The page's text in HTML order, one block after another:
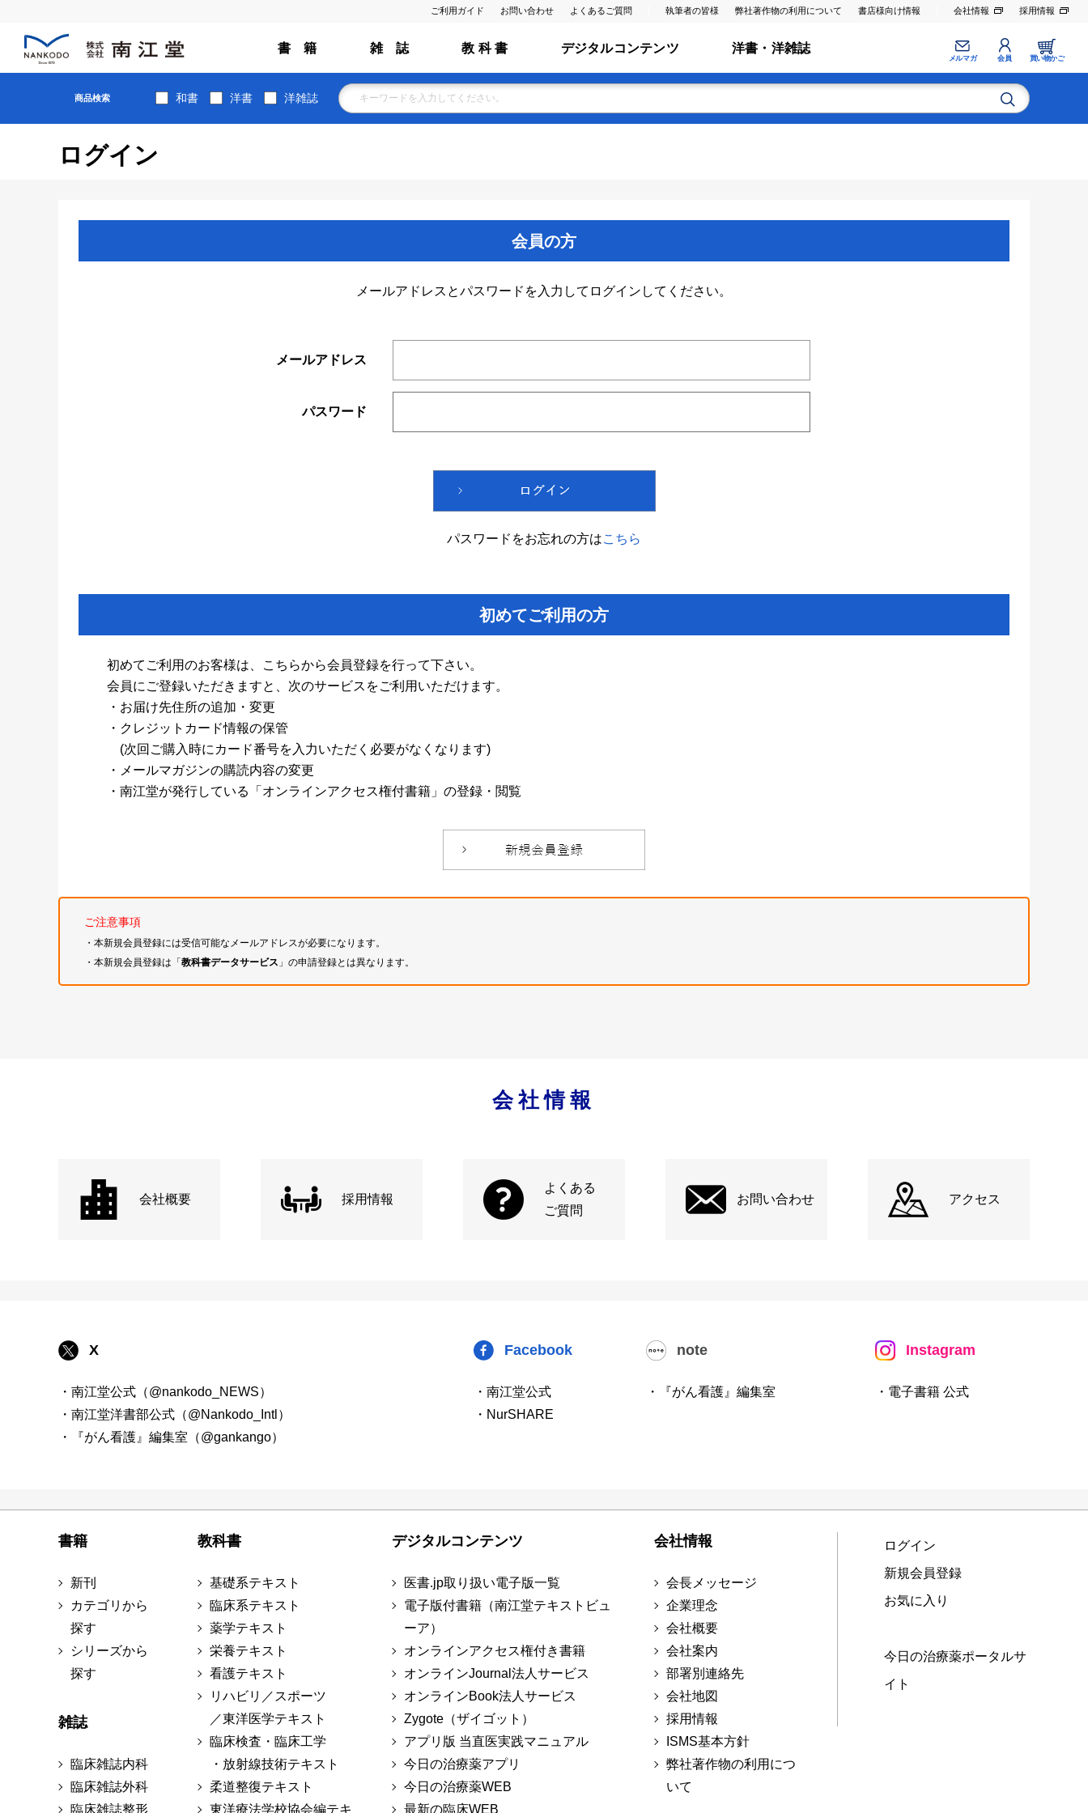
ご利用ガイド お問い合わせ よくあるご質問 執筆者の皆様 弊社著作物の利用について 書店様向け情報 会社情報 採用情報
書 籍 雑 誌 教 科 書 デジタルコンテンツ 洋書・洋雑誌
メルマガ 会員 買い物かご
商品検索 和書 洋書 洋雑誌
ログイン
会員の方
メールアドレスとパスワードを入力してログインしてください。
メールアドレス
パスワード
パスワードをお忘れの方はこちら
初めてご利用の方
初めてご利用のお客様は、こちらから会員登録を行って下さい。
会員にご登録いただきますと、次のサービスをご利用いただけます。
・お届け先住所の追加・変更
・クレジットカード情報の保管
(次回ご購入時にカード番号を入力いただく必要がなくなります)
・メールマガジンの購読内容の変更
・南江堂が発行している「オンラインアクセス権付書籍」の登録・閲覧
ご注意事項
・本新規会員登録には受信可能なメールアドレスが必要になります。
・本新規会員登録は「教科書データサービス 」の申請登録とは異なります。
会社情報
会社概要 採用情報
よくある
ご質問
お問い合わせ アクセス
X
・南江堂公式（@nankodo_NEWS）
・南江堂洋書部公式（@Nankodo_Intl）
・『がん看護』編集室（@gankango）
Facebook
・南江堂公式
・NurSHARE
note
・『がん看護』編集室
Instagram
・電子書籍 公式
書籍
新刊
カテゴリから
探す
シリーズから
探す
雑誌
臨床雑誌内科
臨床雑誌外科
臨床雑誌整形
教科書
基礎系テキスト
臨床系テキスト
薬学テキスト
栄養テキスト
看護テキスト
リハビリ／スポーツ
／東洋医学テキスト
臨床検査・臨床工学
・放射線技術テキスト
柔道整復テキスト
東洋療法学校協会編テキ
デジタルコンテンツ
医書.jp取り扱い電子版一覧
電子版付書籍（南江堂テキストビュ
ーア）
オンラインアクセス権付き書籍
オンラインJournal法人サービス
オンラインBook法人サービス
Zygote（ザイゴット）
アプリ版 当直医実践マニュアル
今日の治療薬アプリ
今日の治療薬WEB
最新の臨床WEB
会社情報
会長メッセージ
企業理念
会社概要
会社案内
部署別連絡先
会社地図
採用情報
ISMS基本方針
弊社著作物の利用につ
いて
ログイン
新規会員登録
お気に入り
今日の治療薬ポータルサ
イト